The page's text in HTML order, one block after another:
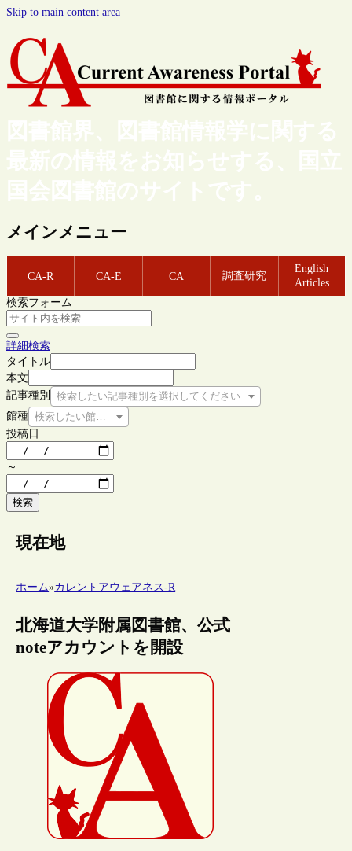
Skip to main content area
図書館界、図書館情報学に関する
最新の情報をお知らせする、国立
国会図書館のサイトです。
メインメニュー
CA-R CA-E CA 調査研究
English
Articles
検索フォーム
詳細検索
タイトル
本文
記事種別
検索したい記事種別を選択してください
館種 検索したい館種を選択してください
投稿日
～
検索
現在地
ホーム»カレントアウェアネス-R
北海道大学附属図書館、公式
noteアカウントを開設